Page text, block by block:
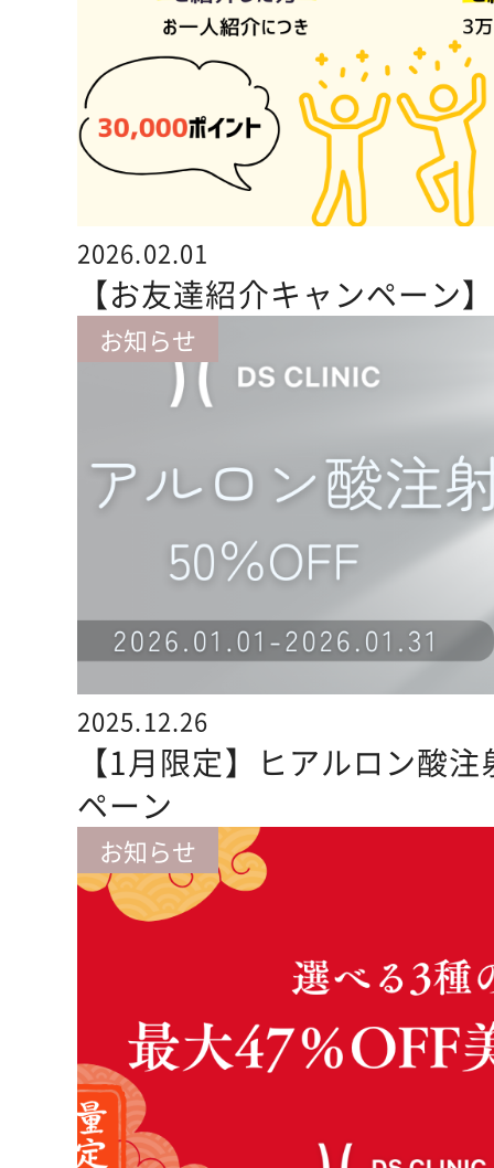
2026.02.01
【お友達紹介キャンペーン】
お知らせ
2025.12.26
【1月限定】ヒアルロン酸
ペーン
お知らせ